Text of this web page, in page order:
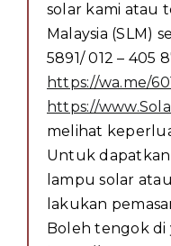
solar kami atau
Malaysia (SLM)
5891/ 012 – 405
https://wa.me/
https://
melihat
Untuk
lampu solar
lakukan
Boleh tengok